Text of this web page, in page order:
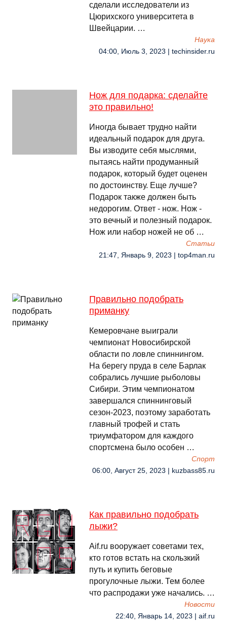
сделали исследователи из
Цюрихского университета в
Швейцарии. …
Наука
04:00, Июль 3, 2023 | techinsider.ru
Нож для подарка: сделайте
это правильно!
Иногда бывает трудно найти
идеальный подарок для друга.
Вы изводите себя мыслями,
пытаясь найти продуманный
подарок, который будет оценен
по достоинству. Еще лучше?
Подарок также должен быть
недорогим. Ответ - нож. Нож -
это вечный и полезный подарок.
Нож или набор ножей не об …
Cтатьи
21:47, Январь 9, 2023 | top4man.ru
Правильно подобрать
приманку
Кемеровчане выиграли
чемпионат Новосибирской
области по ловле спиннингом.
На берегу пруда в селе Барлак
собрались лучшие рыболовы
Сибири. Этим чемпионатом
завершался спиннинговый
сезон-2023, поэтому заработать
главный трофей и стать
триумфатором для каждого
спортсмена было особен …
Спорт
06:00, Август 25, 2023 | kuzbass85.ru
Как правильно подобрать
лыжи?
Aif.ru вооружает советами тех,
кто готов встать на скользкий
путь и купить беговые
прогулочные лыжи. Тем более
что распродажи уже начались. …
Новости
22:40, Январь 14, 2023 | aif.ru